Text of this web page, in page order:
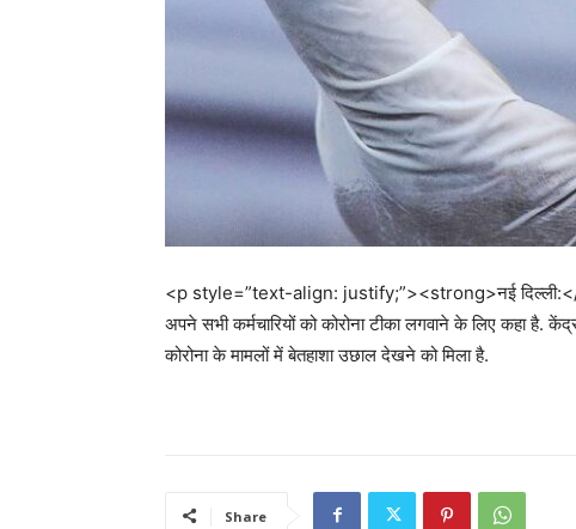
<p style=”text-align: justify;”><strong>नई
अपने सभी कर्मचारियों को कोरोना टीका लगवाने के लिए कहा
कोरोना के मामलों में बेतहाशा उछाल देखने को मिला है.
Share